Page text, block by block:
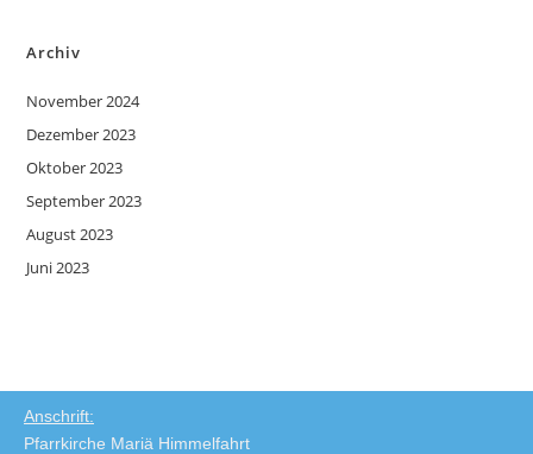
Archiv
November 2024
Dezember 2023
Oktober 2023
September 2023
August 2023
Juni 2023
Anschrift:
Pfarrkirche Mariä Himmelfahrt